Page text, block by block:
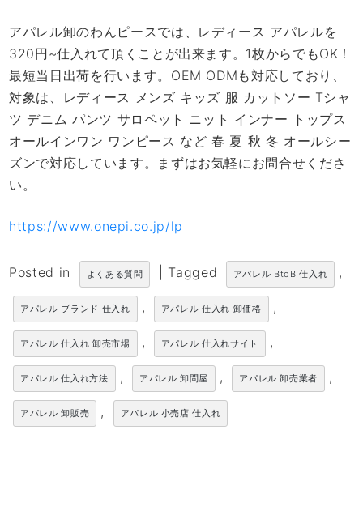
アパレル卸のわんピースでは、レディース アパレルを
320円~仕入れて頂くことが出来ます。1枚からでもOK！
最短当日出荷を行います。OEM ODMも対応しており、
対象は、レディース メンズ キッズ 服 カットソー Tシャ
ツ デニム パンツ サロペット ニット インナー トップス
オールインワン ワンピース など 春 夏 秋 冬 オールシー
ズンで対応しています。まずはお気軽にお問合せくださ
い。
https://www.onepi.co.jp/lp
Posted in よくある質問 Tagged アパレル BtoB 仕入れ ,
アパレル ブランド 仕入れ , アパレル 仕入れ 卸価格 ,
アパレル 仕入れ 卸売市場 , アパレル 仕入れサイト ,
アパレル 仕入れ方法 , アパレル 卸問屋 , アパレル 卸売業者 ,
アパレル 卸販売 , アパレル 小売店 仕入れ